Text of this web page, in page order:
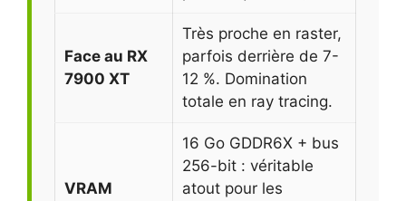
Face au RX
7900 XT
Très proche en raster,
parfois derrière de 7-
12 %. Domination
totale en ray tracing.
VRAM
16 Go GDDR6X + bus
256-bit : véritable
atout pour les